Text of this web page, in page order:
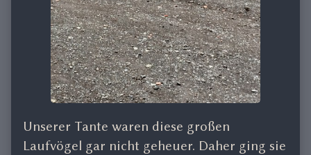
Unserer Tante waren diese großen
Laufvögel gar nicht geheuer. Daher ging sie